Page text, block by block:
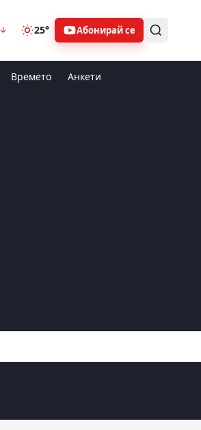
↓ 25° Абонирай се
Времето Анкети